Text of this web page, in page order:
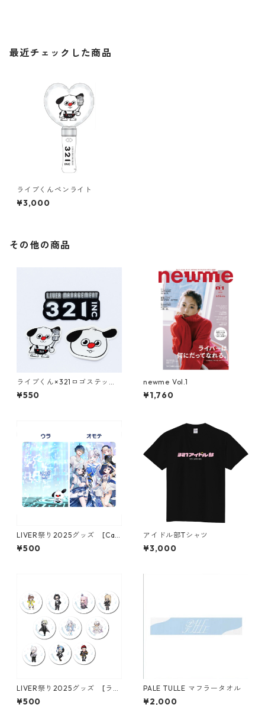
最近チェックした商品
ライブくんペンライト
¥3,000
その他の商品
ライブくん×321ロゴステッカ
ーセット
¥550
newme Vol.1
¥1,760
LIVER祭り2025グッズ [Can
vas Clashクリアファイル］
¥500
アイドル部Tシャツ
¥3,000
LIVER祭り2025グッズ [ラン
ダム缶バッジ]
¥500
PALE TULLE マフラータオル
¥2,000